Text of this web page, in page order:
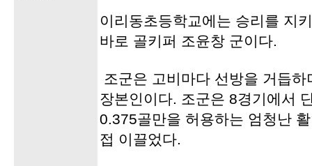
이리동초등학교에는 승리를 지
바로 골키퍼 조윤창 군이다.
조군은 고비마다 선방을 거듭
장본인이다. 조군은 8경기에서
0.375골만을 허용하는 엄청난
접 이끌었다.